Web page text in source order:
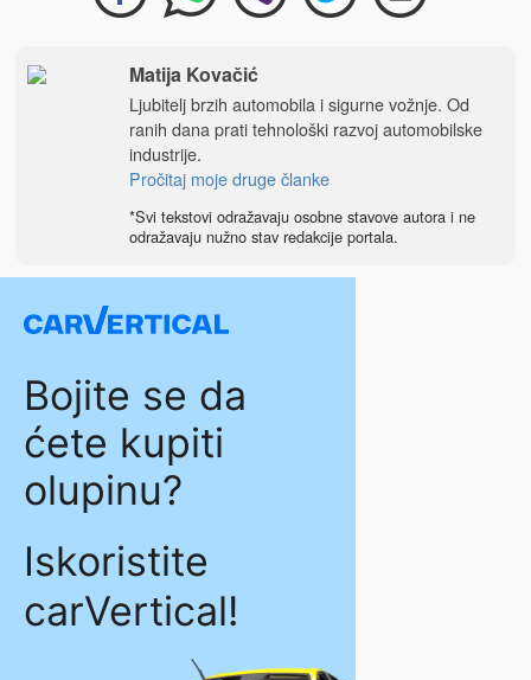
Matija Kovačić
Ljubitelj brzih automobila i sigurne vožnje. Od
ranih dana prati tehnološki razvoj automobilske
industrije.
Pročitaj moje druge članke
*Svi tekstovi odražavaju osobne stavove autora i ne
odražavaju nužno stav redakcije portala.